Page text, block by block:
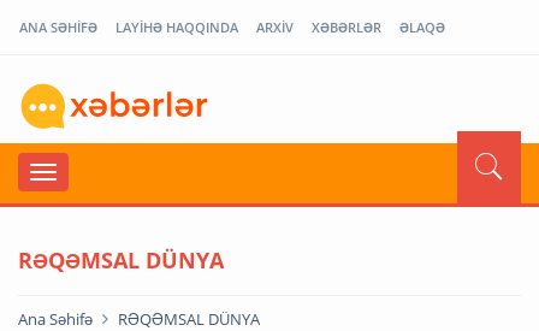
ANA SƏHİFƏ LAYİHƏ HAQQINDA ARXİV XƏBƏRLƏR ƏLAQƏ
RƏQƏMSAL DÜNYA
Ana Səhifə RƏQƏMSAL DÜNYA